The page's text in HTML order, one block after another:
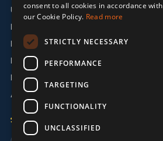
Über uns
Partner
Kontakt
Impressum
Datenschutzerklärung
AGB
SPRACHE
consent to all cookies in accordance with
our Cookie Policy. Read more
STRICTLY NECESSARY
PERFORMANCE
TARGETING
FUNCTIONALITY
UNCLASSIFIED